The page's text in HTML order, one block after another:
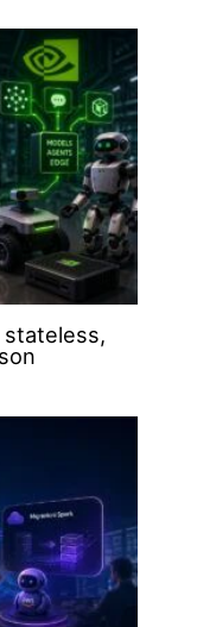
stateless,